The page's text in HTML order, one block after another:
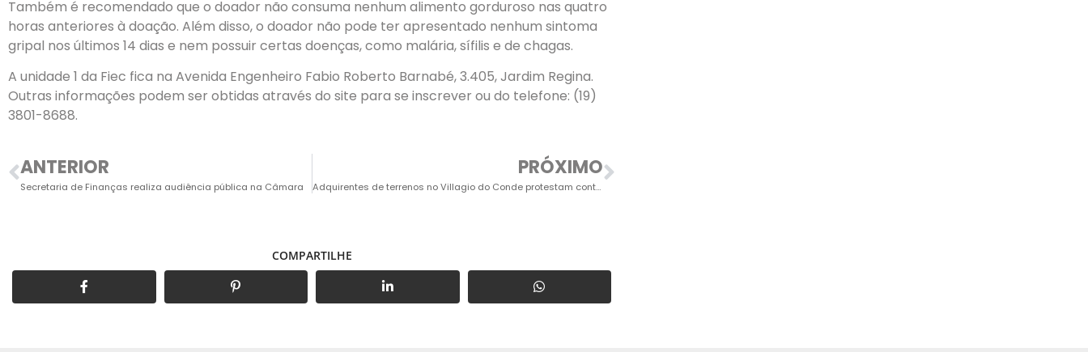
Também é recomendado que o doador não consuma nenhum alimento gorduroso nas quatro
horas anteriores à doação. Além disso, o doador não pode ter apresentado nenhum sintoma
gripal nos últimos 14 dias e nem possuir certas doenças, como malária, sífilis e de chagas.
A unidade 1 da Fiec fica na Avenida Engenheiro Fabio Roberto Barnabé, 3.405, Jardim Regina.
Outras informações podem ser obtidas através do site para se inscrever ou do telefone: (19)
3801-8688.
ANTERIOR
Secretaria de Finanças realiza audiência pública na Câmara
PRÓXIMO
Adquirentes de terrenos no Villagio do Conde protestam contra atraso na liberação das áreas
COMPARTILHE